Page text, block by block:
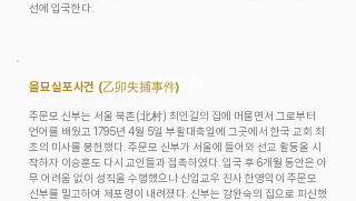
선에 입국한다.
​김재환
을묘실포사건 (乙卯失捕事件)
주문모 신부는 서울 북촌(北村) 최인길의 집에 머물면서 그로부터
언어를 배웠고 1795년 4월 5일 부활대축일에 그곳에서 한국 교회 최
초의 미사를 봉헌했다. 주문모 신부가 서울에 들어와 선교 활동을 시
작하자 이승훈도 다시 교인들과 접촉하였다. 입국 후 6개월 동안은 아
무 어려움 없이 성직을 수행했으나 신입교우 진사 한영익이 주문모
신부를 밀고하여 체포령이 내려졌다. 신부는 강완숙의 집으로 피신했